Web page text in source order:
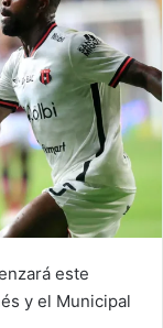
este
y el Municipal